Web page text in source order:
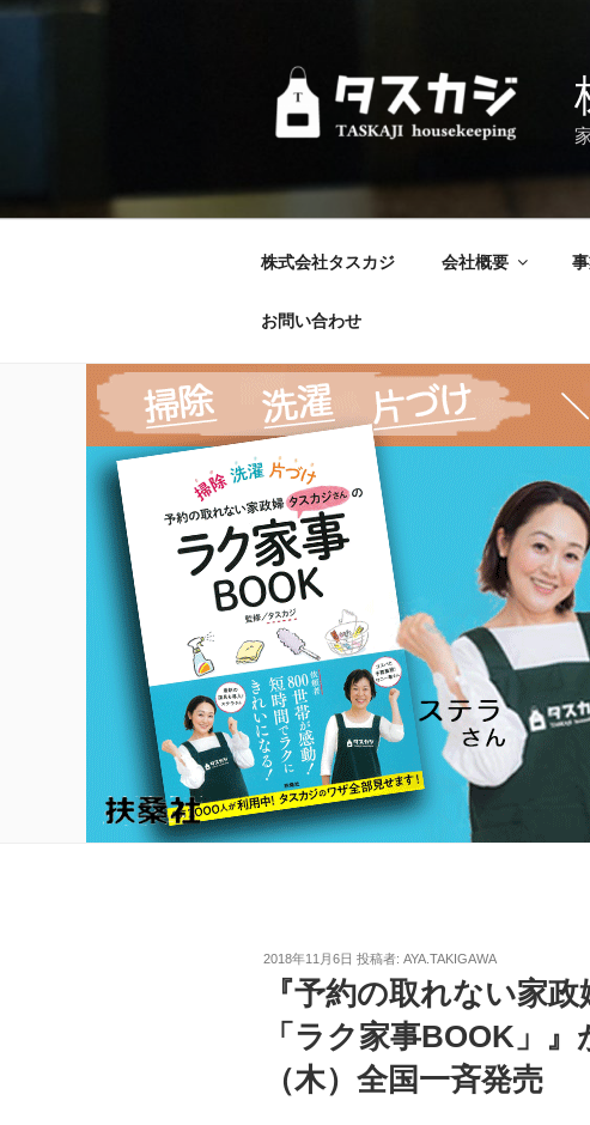
コ
キ
株式会社タスカジ 会社概要
お問い合わせ
投
2018年11月6日 投稿者: AYA.TAKIGAWA
『予約の取れない家
「ラク家事BOOK」
（木）全国一斉発売